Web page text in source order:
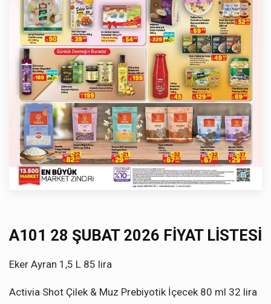
A101 28 ŞUBAT 2026 FİYAT LİSTESİ
Eker Ayran 1,5 L 85 lira
Activia Shot Çilek & Muz Prebiyotik İçecek 80 ml 32 lira